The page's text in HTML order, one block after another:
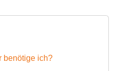
benötige ich?